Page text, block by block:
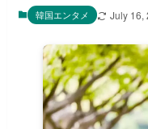
韓国エンタメ July 16,